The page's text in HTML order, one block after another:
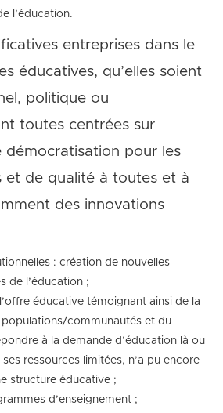
l’éducation.
entreprises dans le
éducatives, qu’elles soient
politique ou
toutes centrées sur
démocratisation pour les
et de qualité à toutes et à
des innovations
: création de nouvelles
de l’éducation ;
éducative témoignant ainsi de la
communautés et du
à la demande d’éducation là ou
ses ressources limitées, n’a pu encore
structure éducative ;
d’enseignement ;